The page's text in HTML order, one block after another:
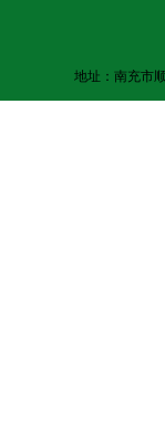
地址：南充市